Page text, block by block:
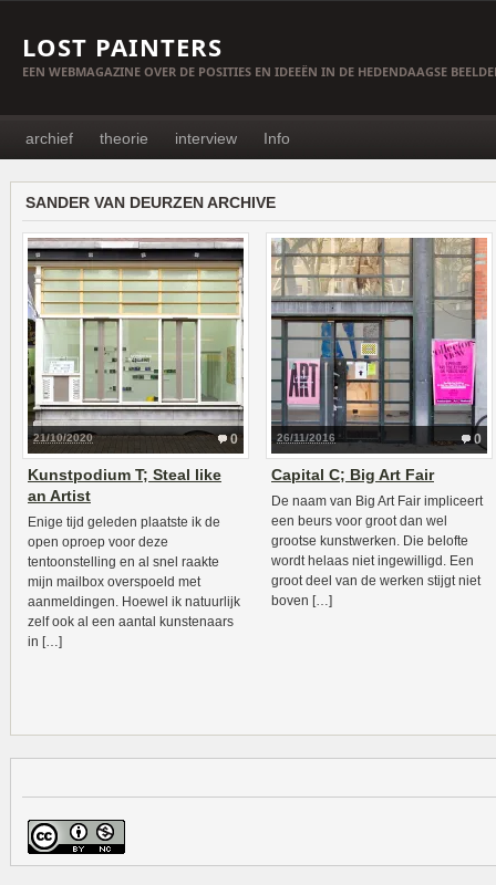
LOST PAINTERS
EEN WEBMAGAZINE OVER DE POSITIES EN IDEEËN IN DE HEDENDAAGSE
archief theorie interview Info
SANDER VAN DEURZEN ARCHIVE
0
21/10/2020
Kunstpodium T; Steal like
an Artist
Enige tijd geleden plaatste ik de
open oproep voor deze
tentoonstelling en al snel raakte
mijn mailbox overspoeld met
aanmeldingen. Hoewel ik natuurlijk
zelf ook al een aantal kunstenaars
in […]
0
26/11/2016
Capital C; Big Art Fair
De naam van Big Art Fair impliceert
een beurs voor groot dan wel
grootse kunstwerken. Die belofte
wordt helaas niet ingewilligd. Een
groot deel van de werken stijgt niet
boven […]